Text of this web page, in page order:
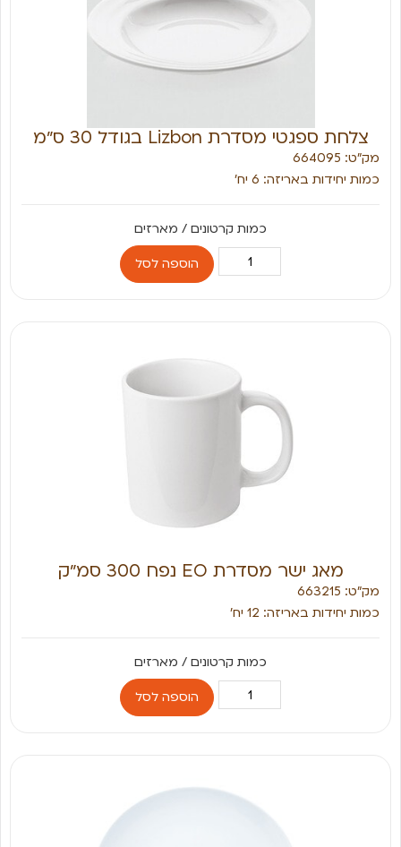
צלחת ספגטי מסדרת Lizbon בגודל 30 ס״מ
מק״ט: 664095
כמות יחידות באריזה: 6 יח׳
הוספה לסל
מאג ישר מסדרת EO נפח 300 סמ״ק
מק״ט: 663215
כמות יחידות באריזה: 12 יח׳
הוספה לסל